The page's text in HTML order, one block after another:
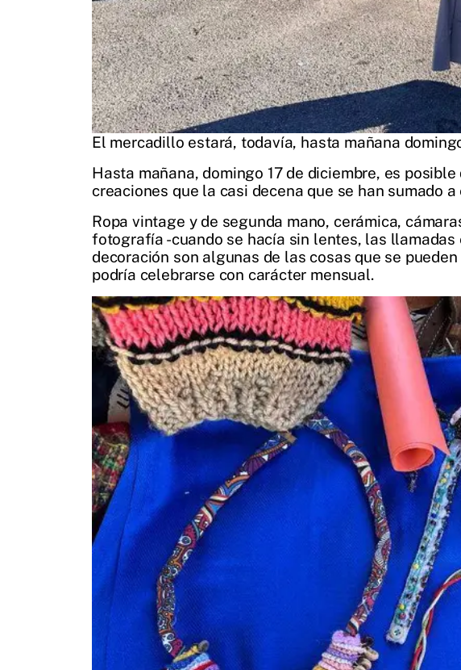
El mercadillo estará, todavía, hasta mañana
Hasta mañana, domingo 17 de diciembre, es
creaciones que la casi decena que se han sumado a
Ropa vintage y de segunda mano, cerámica,
fotografía -cuando se hacía sin lentes, las
decoración son algunas de las cosas que se
podría celebrarse con carácter mensual.